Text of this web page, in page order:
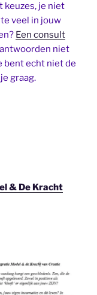
keuzes, je niet
veel in jouw
Een consult
niet
bent echt niet de
graag.
& De Kracht